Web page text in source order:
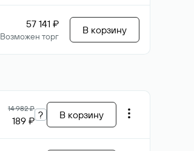
57 141 ₽
Возможен торг
В корзину
14 982 ₽
189 ₽ ? В корзину